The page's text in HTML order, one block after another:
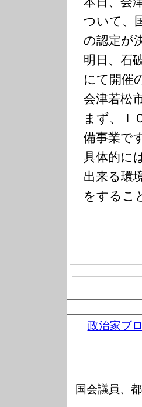
ついて、
の認定が
明日、石
にて開催
会津若松
まず、Ｉ
備事業で
具体的に
出来る環
をするこ
政治家ブ
国会議員、